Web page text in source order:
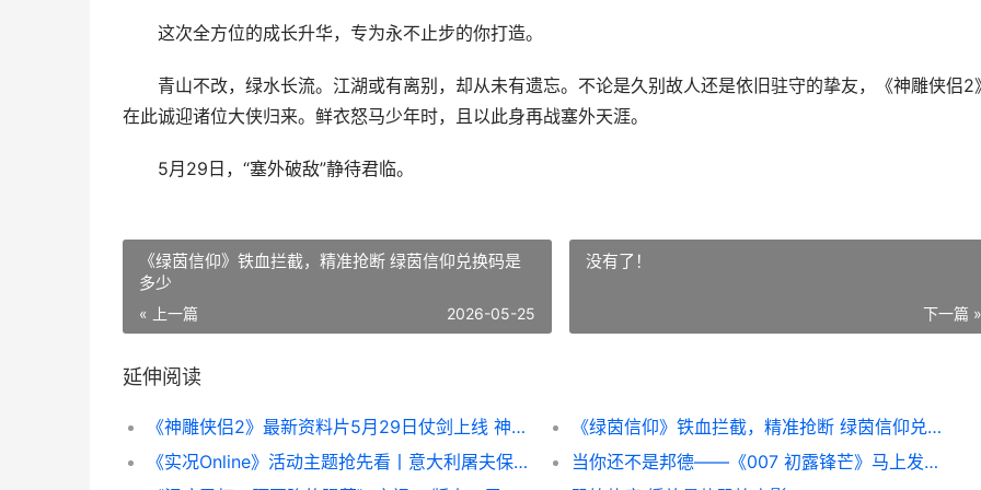
这次全方位的成长升华，专为永不止步的你打造。
青山不改，绿水长流。江湖或有离别，却从未有遗忘。不论是久别故人还是依旧驻守的挚友，《神雕侠侣2
在此诚迎诸位大侠归来。鲜衣怒马少年时，且以此身再战塞外天涯。
5月29日，“塞外破敌”静待君临。
《绿茵信仰》铁血拦截，精准抢断 绿茵信仰兑换码是
多少
« 上一篇 2026-05-25
没有了！
下一篇 »
延伸阅读
《神雕侠侣2》最新资料片5月29日仗剑上线 神雕侠侣2手游
《绿茵信仰》铁血拦截，精准抢断 绿茵信仰兑换码是多少
《实况Online》活动主题抢先看丨意大利屠夫保驾护航，梅阿查丰碑永不褪色 实况足球手游活动官网
当你还不是邦德——《007 初露锋芒》马上发行，尝试沉浸式的特工成长历程